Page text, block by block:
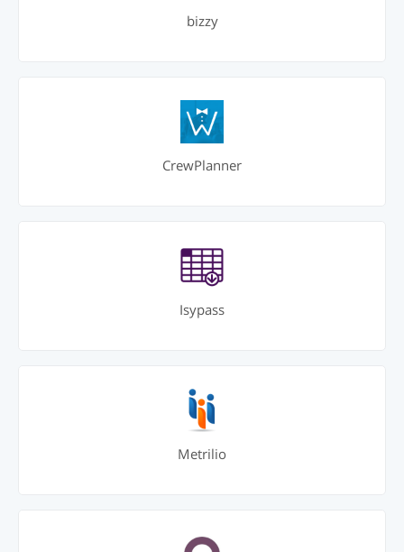
bizzy
CrewPlanner
Isypass
Metrilio